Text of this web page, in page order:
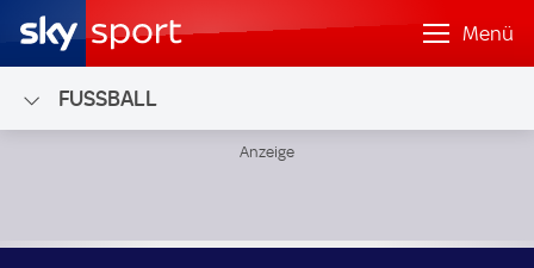
Menü
FUSSBALL